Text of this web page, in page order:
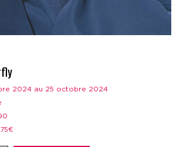
2024 au 25 octobre 2024